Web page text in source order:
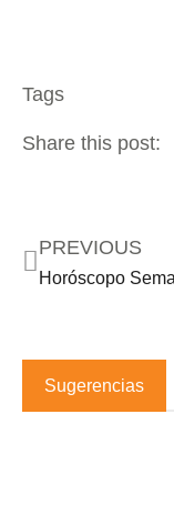
Tags
Share this post:
PREVIOUS
Sugerencias